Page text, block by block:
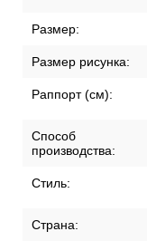
Размер:
Размер рисунка:
Раппорт (см):
Способ
производства:
Стиль:
Страна: